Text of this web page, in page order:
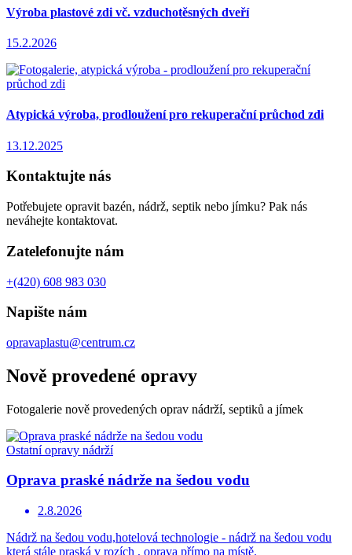
Výroba plastové zdi vč. vzduchotěsných dveří
15.2.2026
Atypická výroba, prodloužení pro rekuperační průchod zdi
13.12.2025
Kontaktujte nás
Potřebujete opravit bazén, nádrž, septik nebo jímku? Pak nás
neváhejte kontaktovat.
Zatelefonujte nám
+(420) 608 983 030
Napište nám
opravaplastu@centrum.cz
Nově provedené opravy
Fotogalerie nově provedených oprav nádrží, septiků a jímek
Ostatní opravy nádrží
Oprava praské nádrže na šedou vodu
2.8.2026
Nádrž na šedou vodu,hotelová technologie - nádrž na šedou vodu
která stále praská v rozích , oprava přímo na místě.